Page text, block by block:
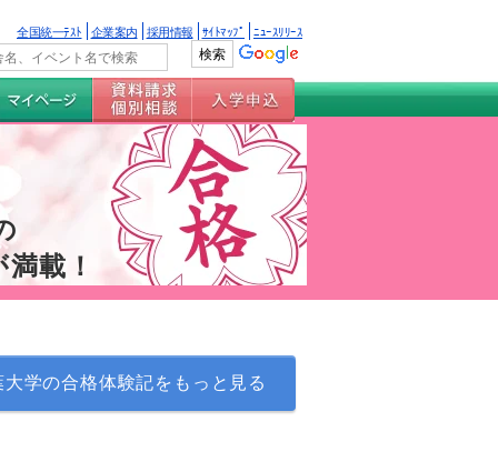
全国統一ﾃｽﾄ 企業案内 採用情報 ｻｲﾄﾏｯﾌﾟ ﾆｭｰｽﾘﾘｰｽ
載！
大学の合格体験記をもっと見る